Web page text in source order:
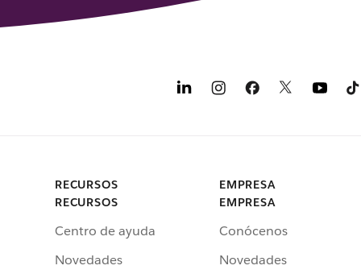
RECURSOS
RECURSOS
Centro de ayuda
Novedades
EMPRESA
EMPRESA
Conócenos
Novedades